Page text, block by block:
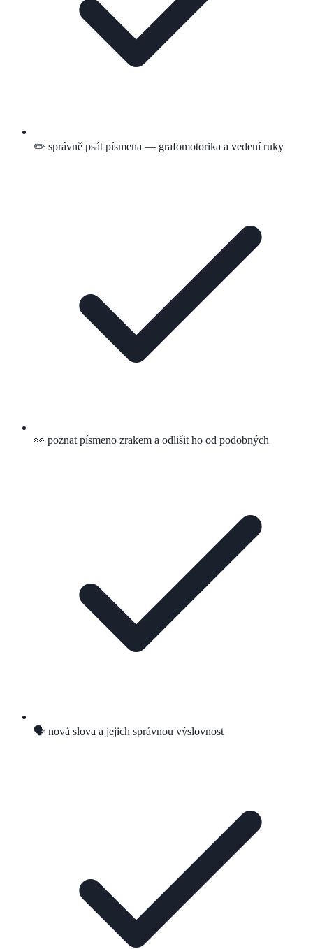
✏️ správně psát písmena — grafomotorika a vedení ruky
👀 poznat písmeno zrakem a odlišit ho od podobných
🗣️ nová slova a jejich správnou výslovnost